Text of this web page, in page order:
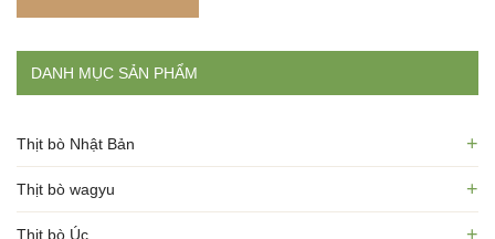
DANH MỤC SẢN PHẨM
Thịt bò Nhật Bản +
Thịt bò wagyu +
Thịt bò Úc +